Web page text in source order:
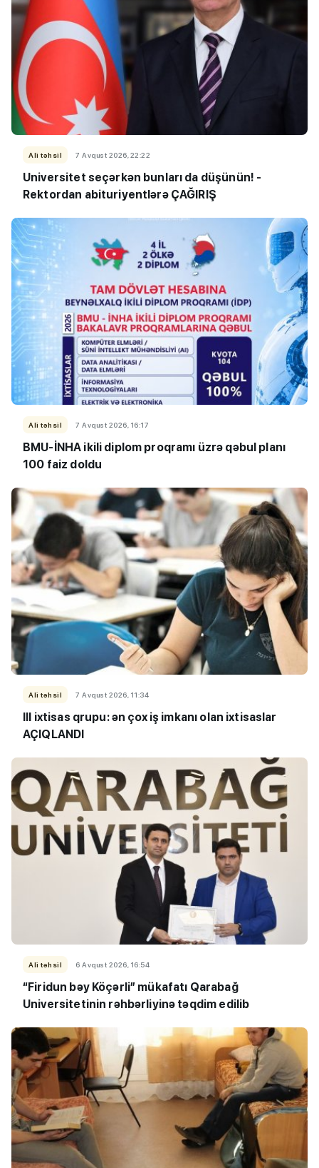
Ali təhsil 7 Avqust 2026, 22:22
Universitet seçərkən bunları da düşünün! -
Rektordan abituriyentlərə ÇAĞIRIŞ
Ali təhsil 7 Avqust 2026, 16:17
BMU-İNHA ikili diplom proqramı üzrə qəbul planı
100 faiz doldu
Ali təhsil 7 Avqust 2026, 11:34
III ixtisas qrupu: ən çox iş imkanı olan ixtisaslar
AÇIQLANDI
Ali təhsil 6 Avqust 2026, 16:54
“Firidun bəy Köçərli” mükafatı Qarabağ
Universitetinin rəhbərliyinə təqdim edilib